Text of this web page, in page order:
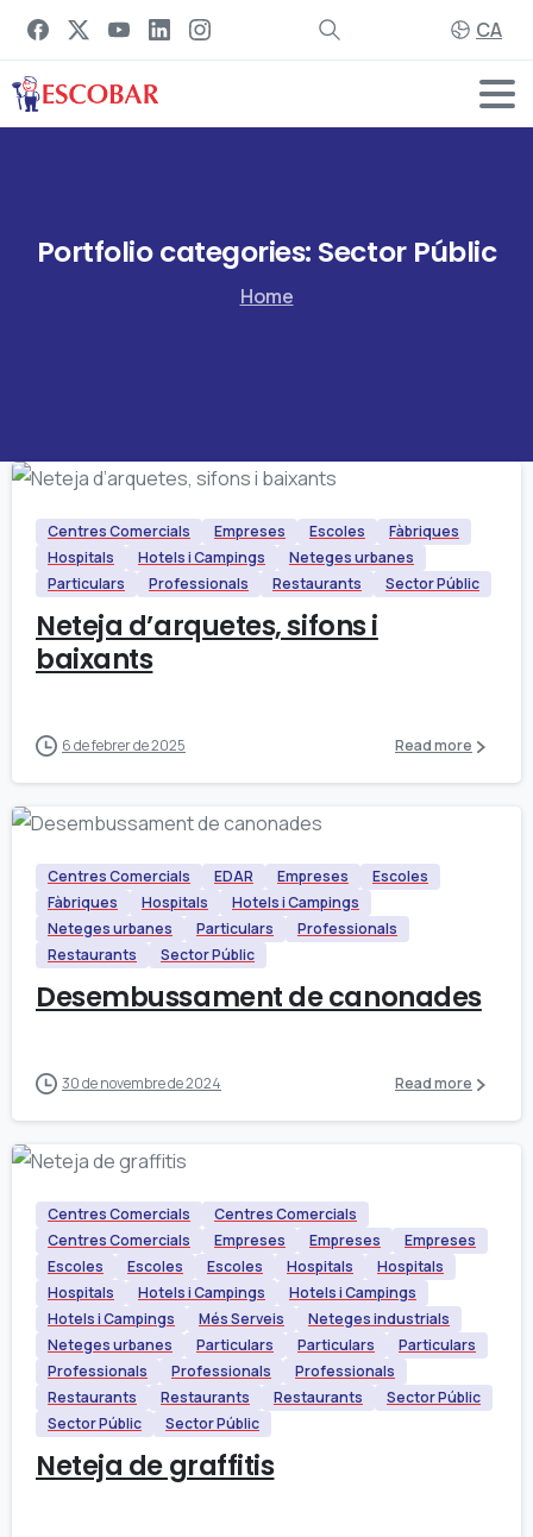
CA
Portfoliocategories: Sector Públic
Home
Centres Comercials Empreses Escoles
Fàbriques
Hospitals
Hotels i Campings
Neteges urbanes
Particulars
Professionals Restaurants Sector Públic
Neteja d’arquetes, sifons i
baixants
6 de febrer de 2025 Read more
Centres Comercials EDAR Empreses
Escoles
Fàbriques
Hospitals
Hotels i Campings
Neteges urbanes
Particulars
Professionals
Restaurants
Sector Públic
Desembussament de canonades
30 de novembre de 2024 Read more
Centres Comercials
Centres Comercials
Centres Comercials
Empreses Empreses
Empreses
Escoles
Escoles Escoles Hospitals
Hospitals
Hospitals
Hotels i Campings
Hotels i Campings
Hotels i Campings
Més Serveis
Neteges industrials
Neteges urbanes
Particulars Particulars
Particulars
Professionals
Professionals
Professionals
Restaurants
Restaurants Restaurants
Sector Públic
Sector Públic
Sector Públic
Neteja de graffitis